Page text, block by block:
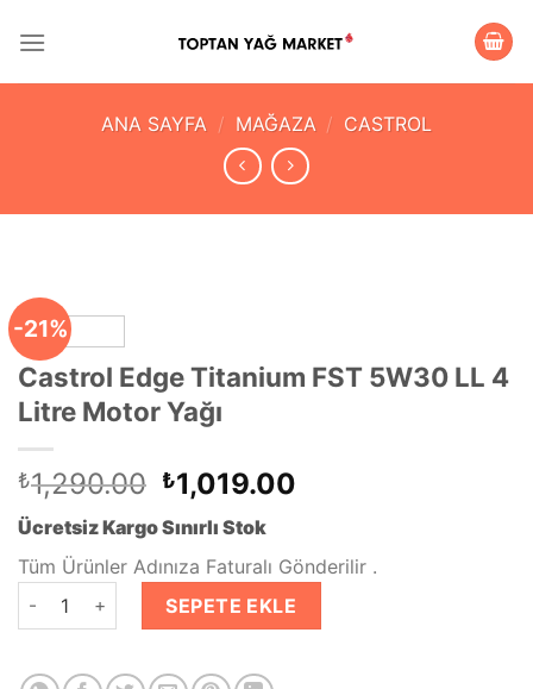
atla
ANA SAYFA / MAĞAZA / CASTROL
-21%
Castrol Edge Titanium FST 5W30 LL 4
Litre Motor Yağı
₺1,290.00 Orijinal
fiyat:
₺1,290.00.
₺1,019.00
₺1,019.00.
Ücretsiz Kargo Sınırlı Stok
Tüm Ürünler Adınıza Faturalı Gönderilir .
Castrol Edge Titanium FST 5W30 LL 4 Litre Motor Yağı adet
SEPETE EKLE